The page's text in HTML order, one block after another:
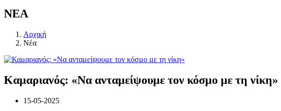
ΝΕΑ
Αρχική
Νέα
Καμαριανός: «Να ανταμείψουμε τον κόσμο με τη νίκη»
15-05-2025